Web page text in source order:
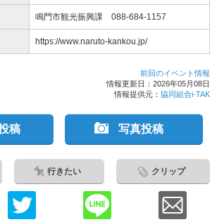
鳴門市観光振興課 088-684-1157
https://www.naruto-kankou.jp/
前回のイベント情報
情報更新日：2026年05月08日
情報提供元： 協同組合i-TAK
稿 写真投稿
行きたい クリップ